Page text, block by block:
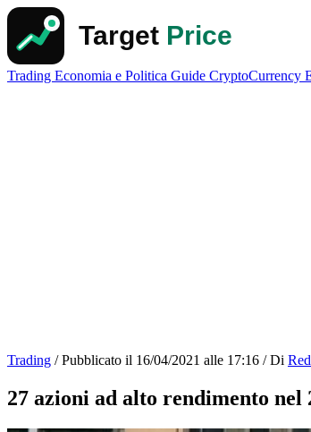
Trading Economia e Politica Guide CryptoCurrency
Trading / Pubblicato il 16/04/2021 alle 17:16 / Di
27 azioni ad alto rendimento nel